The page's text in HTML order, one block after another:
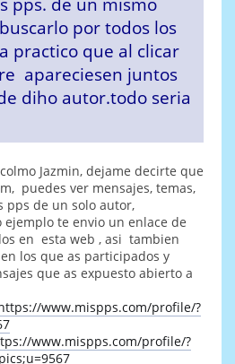
por todos los
practico que al clicar
apareciesen juntos
diho autor.todo seria
Jazmin, dejame decirte que
puedes ver mensajes, temas,
pps de un solo autor,
te envio un enlace de
en esta web , asi tambien
los que as participados y
que as expuesto abierto a
www.mispps.com/profile/?
www.mispps.com/profile/?